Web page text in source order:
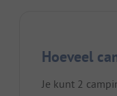
Hoeveel
Je kunt 2